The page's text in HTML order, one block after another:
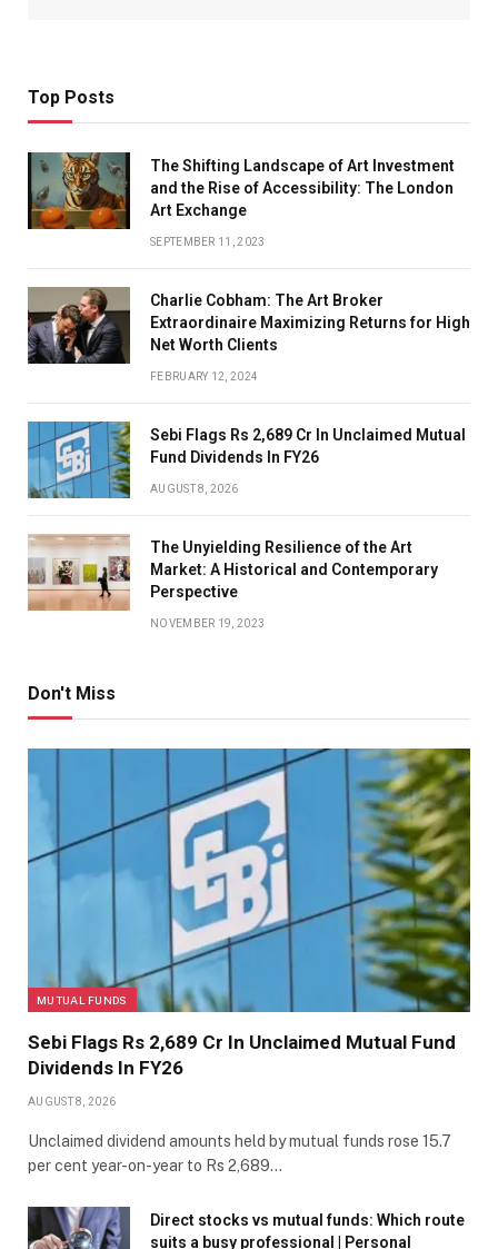
Top Posts
The Shifting Landscape of Art Investment
and the Rise of Accessibility: The London
Art Exchange
SEPTEMBER 11, 2023
Charlie Cobham: The Art Broker
Extraordinaire Maximizing Returns for High
Net Worth Clients
FEBRUARY 12, 2024
Sebi Flags Rs 2,689 Cr In Unclaimed Mutual
Fund Dividends In FY26
AUGUST 8, 2026
The Unyielding Resilience of the Art
Market: A Historical and Contemporary
Perspective
NOVEMBER 19, 2023
Don't Miss
MUTUAL FUNDS
Sebi Flags Rs 2,689 Cr In Unclaimed Mutual Fund
Dividends In FY26
AUGUST 8, 2026
Unclaimed dividend amounts held by mutual funds rose 15.7
per cent year-on-year to Rs 2,689…
Direct stocks vs mutual funds: Which route
suits a busy professional | Personal